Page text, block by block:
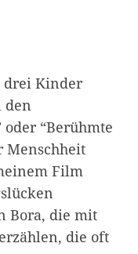
drei Kinder
den
“Berühmte
Menschheit
Film
Bora, die mit
die oft